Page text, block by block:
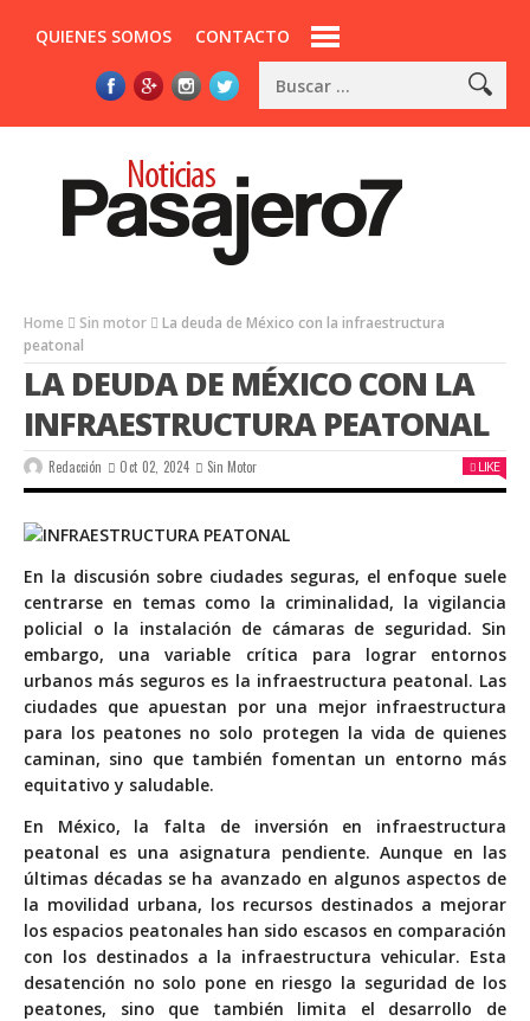
QUIENES SOMOS CONTACTO
Home Sin motor
La deuda de México con la infraestructura
peatonal
LA DEUDA DE MÉXICO CON LA
INFRAESTRUCTURA PEATONAL
Redacción Oct 02, 2024 Sin Motor LIKE
En la discusión sobre ciudades seguras, el enfoque suele
centrarse en temas como la criminalidad, la vigilancia
policial o la instalación de cámaras de seguridad. Sin
embargo, una variable crítica para lograr entornos
urbanos más seguros es la infraestructura peatonal. Las
ciudades que apuestan por una mejor infraestructura
para los peatones no solo protegen la vida de quienes
caminan, sino que también fomentan un entorno más
equitativo y saludable.
En México, la falta de inversión en infraestructura
peatonal es una asignatura pendiente. Aunque en las
últimas décadas se ha avanzado en algunos aspectos de
la movilidad urbana, los recursos destinados a mejorar
los espacios peatonales han sido escasos en comparación
con los destinados a la infraestructura vehicular. Esta
desatención no solo pone en riesgo la seguridad de los
peatones, sino que también limita el desarrollo de